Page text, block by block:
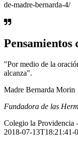
de-madre-bernarda-4/
"Por medio de la
alcanza".
Madre Bernarda Morin
Fundadora de las
Colegio la Providencia
2018-07-13T18:21:41-